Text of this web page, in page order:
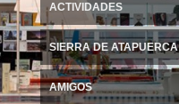
ACTIVIDADES
SIERRA DE ATAPUERCA
AMIGOS